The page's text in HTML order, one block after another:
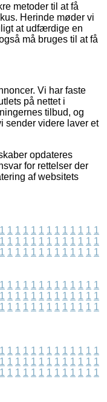
metoder til at få
Herinde møder vi
at udfærdige en
må bruges til at få
Vi har faste
på nettet i
tilbud, og
sender videre laver et
opdateres
for rettelser der
af websitets
1 1 1 1 1 1 1 1 1 1 1 1 1
1 1 1 1 1 1 1 1 1 1 1 1 1
1 1 1 1 1 1 1 1 1 1 1 1 1
1 1 1 1 1 1 1 1 1 1 1 1 1
1 1 1 1 1 1 1 1 1 1 1 1 1
1 1 1 1 1 1 1 1 1 1 1 1 1
1 1 1 1 1 1 1 1 1 1 1 1 1
1 1 1 1 1 1 1 1 1 1 1 1 1
1 1 1 1 1 1 1 1 1 1 1 1 1